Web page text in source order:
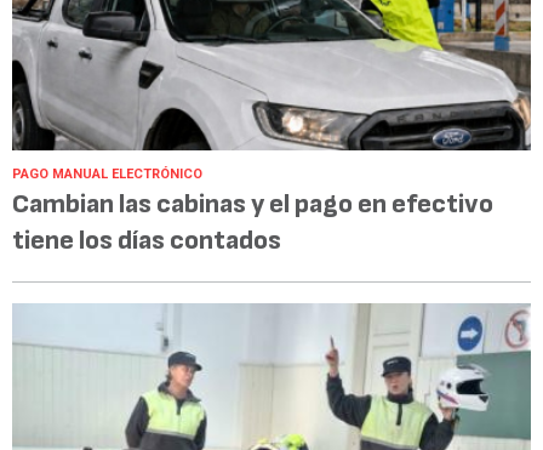
PAGO MANUAL ELECTRÓNICO
Cambian las cabinas y el pago en efectivo
tiene los días contados